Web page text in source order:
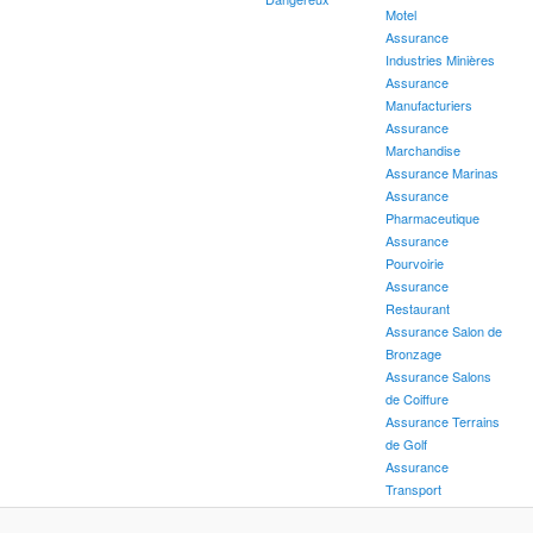
Motel
Assurance
Industries Minières
Assurance
Manufacturiers
Assurance
Marchandise
Assurance Marinas
Assurance
Pharmaceutique
Assurance
Pourvoirie
Assurance
Restaurant
Assurance Salon de
Bronzage
Assurance Salons
de Coiffure
Assurance Terrains
de Golf
Assurance
Transport